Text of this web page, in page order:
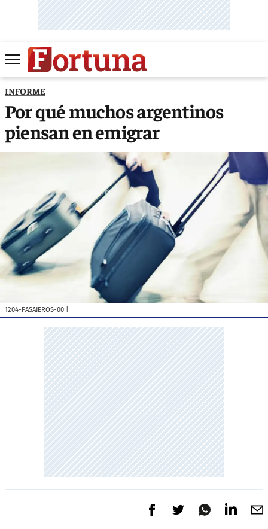
INFORME
Por qué muchos argentinos
piensan en emigrar
1204-PASAJEROS-00